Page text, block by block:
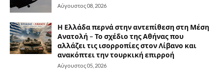
Αύγουστος 08, 2026
Η Ελλάδα περνά στην αντεπίθεση στη Μέση
Ανατολή – Το σχέδιο της Αθήνας που
αλλάζει τις ισορροπίες στον Λίβανο και
ανακόπτει την τουρκική επιρροή
Αύγουστος 05, 2026